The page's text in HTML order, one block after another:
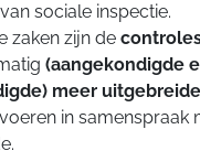
sociale inspectie.
zaken zijn de
(aangekondigde
meer
voeren in